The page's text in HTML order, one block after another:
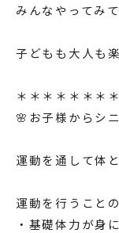
みんなやってみて
子どもも大人も
＊＊＊＊＊＊＊
🌸お子様からシ
運動を通して体
運動を行うこと
・基礎体力が身